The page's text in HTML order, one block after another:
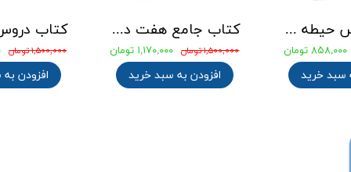
۲,۳۵۰,۰۰۰
۲,۰۶۸,۰۰۰
افزودن
کتاب استخدامی بانک های خصوصی و دولتی (بانکدار) 1404 انتشارات آراه
۱,۵۰۰,۰۰۰ تومان ۱,۱۷۰,۰۰۰ تومان
افزودن به سبد خرید
جامع ترین بانک سوالات استخدامی مهندسی شیمی، پلیمر و پتروشیمی
۸۴۹,۱۵۰ تومان
سبد خرید